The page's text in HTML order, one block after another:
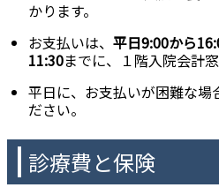
かります。
お支払いは、 平日9:00から
11:30までに、１階入院会計
平日に、お支払いが困難な場
ださい。
診療費と保険